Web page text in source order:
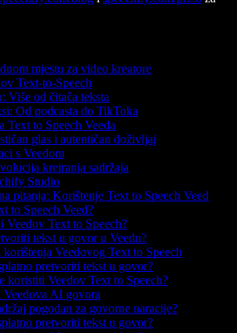
mjestu za video kreatore
Text-to-Speech
Više od čitača teksta
Od podcasta do TikToka
Text to Speech Veeda
glas i autentičan doživljaj
s Veedom
kreiranja sadržaja
Studio
pitanja: Korištenje Text to Speech Veed
to Speech Veed?
Veedov Text to Speech?
tekst u govor u Veedu?
korištenja Veedovog Text to Speech
pretvoriti tekst u govor?
koristiti Veedov Text to Speech?
Veedova AI govora
pogodan za govorne naracije?
pretvoriti tekst u govor?